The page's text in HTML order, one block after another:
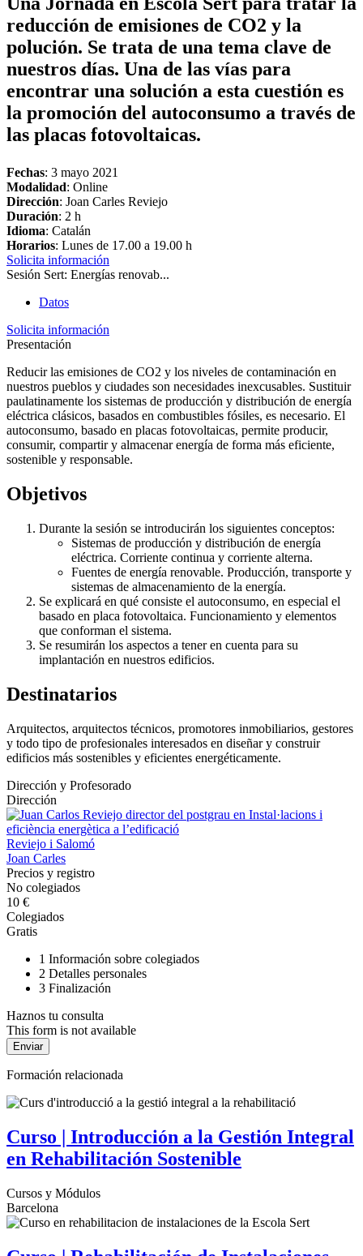
reducción de emisiones de CO2 y la
polución. Se trata de una tema clave de
nuestros días. Una de las vías para
encontrar una solución a esta cuestión es
la promoción del autoconsumo a través de
las placas fotovoltaicas.
Fechas: 3 mayo 2021
Modalidad: Online
Dirección: Joan Carles Reviejo
Duración: 2 h
Idioma: Catalán
Horarios: Lunes de 17.00 a 19.00 h
Solicita información
Sesión Sert: Energías renovab...
Datos
Solicita información
Presentación
Reducir las emisiones de CO2 y los niveles de contaminación en
nuestros pueblos y ciudades son necesidades inexcusables. Sustituir
paulatinamente los sistemas de producción y distribución de energía
eléctrica clásicos, basados en combustibles fósiles, es necesario. El
autoconsumo, basado en placas fotovoltaicas, permite producir,
consumir, compartir y almacenar energía de forma más eficiente,
sostenible y responsable.
Objetivos
Durante la sesión se introducirán los siguientes conceptos:
Sistemas de producción y distribución de energía
eléctrica. Corriente continua y corriente alterna.
Fuentes de energía renovable. Producción, transporte y
sistemas de almacenamiento de la energía.
Se explicará en qué consiste el autoconsumo, en especial el
basado en placa fotovoltaica. Funcionamiento y elementos
que conforman el sistema.
Se resumirán los aspectos a tener en cuenta para su
implantación en nuestros edificios.
Destinatarios
Arquitectos, arquitectos técnicos, promotores inmobiliarios, gestores
y todo tipo de profesionales interesados en diseñar y construir
edificios más sostenibles y eficientes energéticamente.
Dirección y Profesorado
Dirección
Reviejo i Salomó
Joan Carles
Precios y registro
No colegiados
10 €
Colegiados
Gratis
1 Información sobre colegiados
2 Detalles personales
3 Finalización
Haznos tu consulta
This form is not available
Formación relacionada
Curso | Introducción a la Gestión Integral
en Rehabilitación Sostenible
Cursos y Módulos
Barcelona